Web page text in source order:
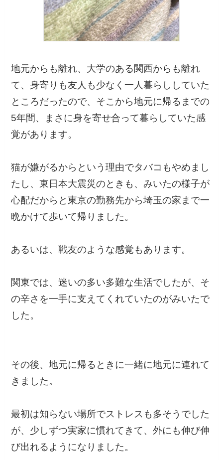
地元からも離れ、大学のある関西からも離れ
て、身寄りも友人も少なく一人暮らししていた
ところだったので、そこから地元に帰るまでの
5年間、まさに身を寄せ合って暮らしていた感
覚があります。
猫が嫌がるからという理由でタバコもやめまし
たし、東日本大震災のときも、みいたの様子が
心配だからと東京の勤務先から埼玉の家まで一
晩かけて歩いて帰りました。
あるいは、戦友のような感覚もあります。
関東では、迷いの多い多難な生活でしたが、そ
の辛さを一手に支えてくれていたのがみいたで
した。
その後、地元に帰るときに一緒に地元に連れて
きました。
最初は知らない場所でストレスも多そうでした
が、少しずつ実家に慣れてきて、外にも伸び伸
び出れるようになりました。